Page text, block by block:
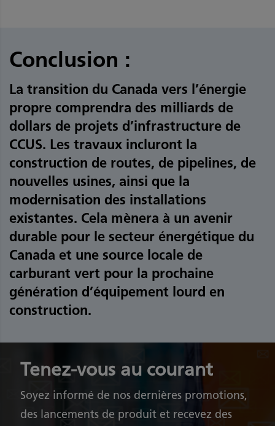
Conclusion :
La transition du Canada vers l’énergie
propre comprendra des milliards de
dollars de projets d’infrastructure de
CCUS. Les travaux incluront la
construction de routes, de pipelines, de
nouvelles usines, ainsi que la
modernisation des installations
existantes. Cela mènera à un avenir
durable pour le secteur énergétique du
Canada et une source locale de
carburant vert pour la prochaine
génération d’équipement lourd en
construction.
Tenez-vous au courant
Soyez informé de nos dernières promotions,
des lancements de produit et recevez des